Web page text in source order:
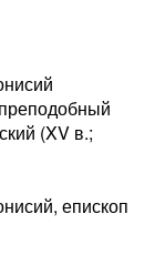
(XV в.;
епископ